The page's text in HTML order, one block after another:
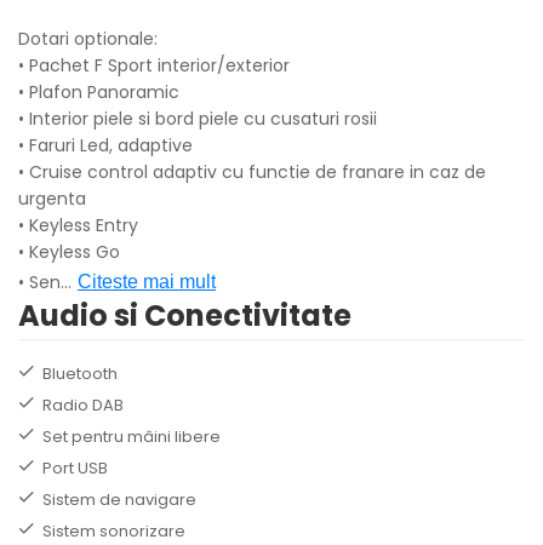
Dotari optionale:
• Pachet F Sport interior/exterior
• Plafon Panoramic
• Interior piele si bord piele cu cusaturi rosii
• Faruri Led, adaptive
• Cruise control adaptiv cu functie de franare in caz de
urgenta
• Keyless Entry
• Keyless Go
• Sen... Citeste mai mult
Audio si Conectivitate
Bluetooth
Radio DAB
Set pentru mâini libere
Port USB
Sistem de navigare
Sistem sonorizare